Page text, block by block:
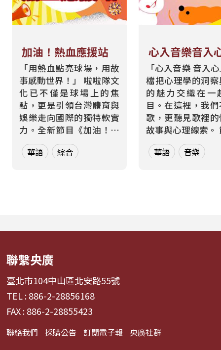
加油！熱血應援站
「用熱血點亮球場，用故
事感動世界！」 啦啦隊文
化已不僅是球場上的焦
點，更是引領台灣體育與
娛樂走向國際的獨特軟實
力。全新節目《加油！熱
血應援站》，由香港藝人
張啟樂與影視運動產業專
啦啦隊...
華語 綜合
心入音樂音入
「心入音樂 音入
檔把心理學的洞
的魅力交織在一
目。在這裡，我
歌，更聽見歌裡
故事與心理線索。 節目從
心理學的角度出
聽眾探索音樂如
舞、想流淚...
華語 音樂
聯繫央廣
臺北市104中山區北安路55號
TEL : 886-2-28856168
FAX : 886-2-28855423
聯絡我們 採購公告 訂閱電子報 央廣社群